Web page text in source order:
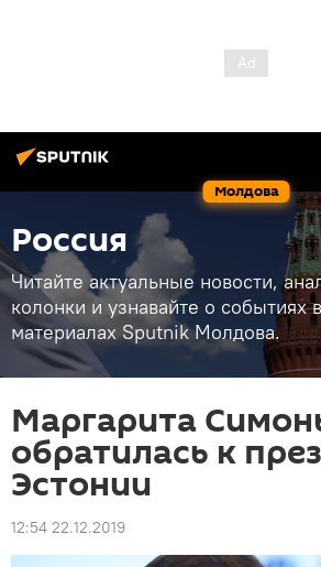
Молдова
Россия
Читайте актуальные новости,
колонки и узнавайте о событиях
материалах Sputnik Молдова.
Маргарита
обратилась к
Эстонии
12:54 22.12.2019